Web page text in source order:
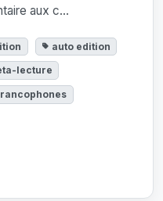
aux c...
auto edition
lecture